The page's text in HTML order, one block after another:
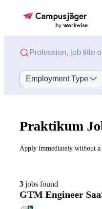
Employment Type
Praktikum
Apply immediately without
3 jobs found
GTM Engineer